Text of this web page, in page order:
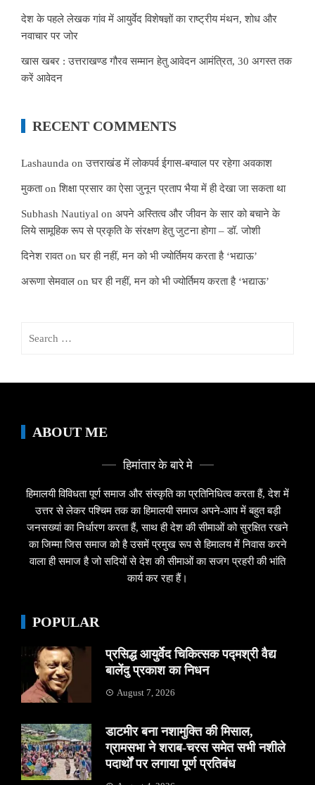
देश के पहले लेखक गांव में आयुर्वेद विशेषज्ञों का राष्ट्रीय मंथन, शोध और
नवाचार पर जोर
खास खबर : उत्तराखण्ड गौरव सम्मान हेतु आवेदन आमंत्रित, 30 अगस्त तक
करें आवेदन
RECENT COMMENTS
Lashaunda onउत्तराखंड में लोकपर्व ईगास-बग्वाल पर रहेगा अवकाश
मुकताonशिक्षा प्रसार का ऐसा जुनून प्रताप भैया में ही देखा जा सकता था
Subhash Nautiyal on अपने अस्तित्व और जीवन के सार को बचाने के
लिये सामूहिक रूप से प्रकृति के संरक्षण हेतु जुटना होगा – डॉ. जोशी
दिनेश रावतonघर ही नहीं, मन को भी ज्योर्तिमय करता है ‘भद्याऊ’
अरूणा सेमवाल onघर ही नहीं, मन को भी ज्योर्तिमय करता है ‘भद्याऊ’
ABOUT ME
हिमांतार के बारे मे
हिमालयी विविधता पूर्ण समाज और संस्कृति का प्रतिनिधित्व करता हैं, देश में
उत्तर से लेकर पश्चिम तक का हिमालयी समाज अपने-आप में बहुत बड़ी
जनसख्यां का निर्धारण करता हैं, साथ ही देश की सीमाओं को सुरक्षित रखने
का जिम्मा जिस समाज को है उसमें प्रमुख रूप से हिमालय में निवास करने
वाला ही समाज है जो सदियों से देश की सीमाओं का सजग प्रहरी की भांति
कार्य कर रहा हैं।
POPULAR
प्रसिद्ध आयुर्वेद चिकित्सक पद्मश्री वैद्य
बालेंदु प्रकाश का निधन
August 7, 2026
डाटमीर बना नशामुक्ति की मिसाल,
ग्रामसभा ने शराब-चरस समेत सभी नशीले
पदार्थों पर लगाया पूर्ण प्रतिबंध